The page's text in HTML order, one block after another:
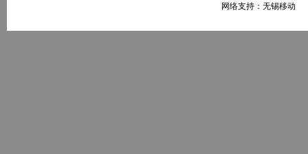
网络支持：无锡移动